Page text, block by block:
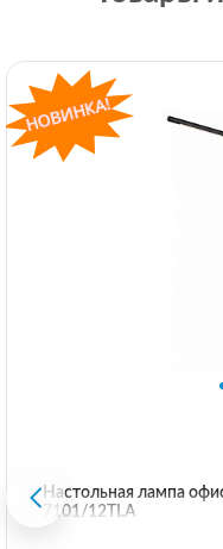
Настольная лампа
7101/12TLA